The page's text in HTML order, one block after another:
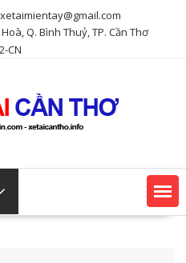
Q. Bình Thuỷ, TP. Cần Thơ
CN